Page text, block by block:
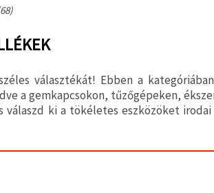
választékát! Ebben a
a gemkapcsokon, tűzőgépeken,
válaszd ki a tökéletes eszközöket